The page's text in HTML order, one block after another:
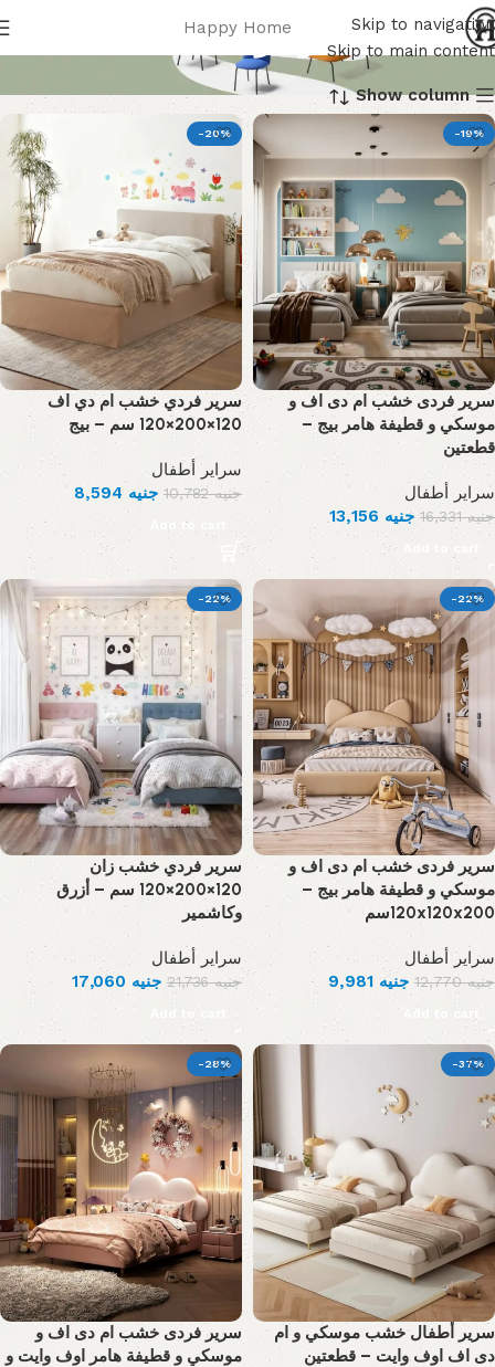
Skip to navigation
Skip to main content
Happy Home
سراير أطفال
Show column
-19%
سرير فردى خشب ام دى اف و
موسكي و قطيفة هامر بيج –
قطعتين
سراير أطفال
جنيه16,331 جنيه
Add to cart
-20%
سرير فردي خشب ام دي اف
120×200×120 سم – بيج
سراير أطفال
جنيه10,782 جنيه
Add to cart
-22%
سرير فردى خشب ام دى اف و
موسكي و قطيفة هامر بيج –
120x120x200سم
سراير أطفال
جنيه12,770 جنيه
Add to cart
-22%
سرير فردي خشب زان
120×200×120 سم – أزرق
وكاشمير
سراير أطفال
جنيه21,736 جنيه
Add to cart
-37%
سرير أطفال خشب موسكي و ام
دى اف اوف وايت – قطعتين
-28%
سرير فردى خشب ام دى اف و
موسكي و قطيفة هامر اوف وايت و